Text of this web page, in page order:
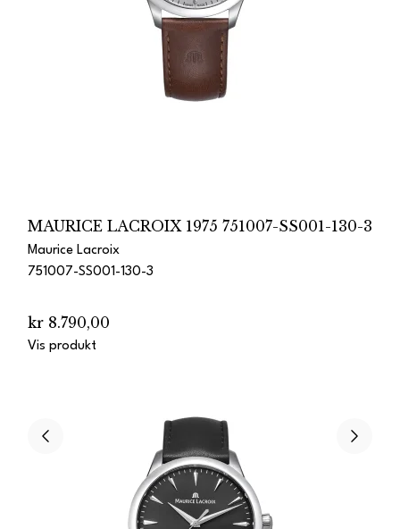
MAURICE LACROIX 1975 751007-SS001-130-3
Maurice Lacroix
751007-SS001-130-3
kr 8.790,00
Vis produkt